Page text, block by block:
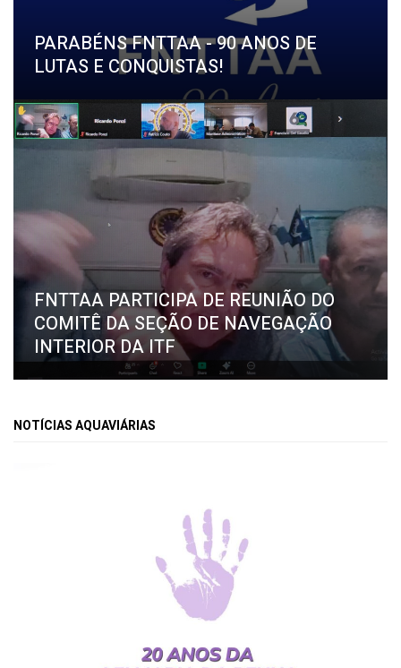
PARABÉNS FNTTAA - 90 ANOS DE
LUTAS E CONQUISTAS!
FNTTAA PARTICIPA DE REUNIÃO DO
COMITÊ DA SEÇÃO DE NAVEGAÇÃO
INTERIOR DA ITF
NOTÍCIAS AQUAVIÁRIAS